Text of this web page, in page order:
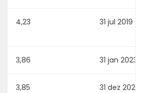
4,23 31 jul 2019
3,86 31 jan 2023
3,85 31 dez 2021